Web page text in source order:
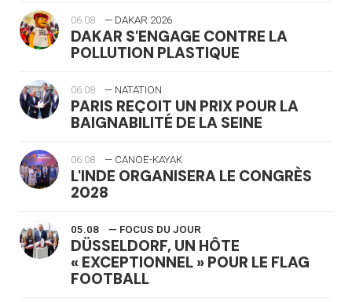
06.08 — DAKAR 2026
DAKAR S'ENGAGE CONTRE LA
POLLUTION PLASTIQUE
06.08 — NATATION
PARIS REÇOIT UN PRIX POUR LA
BAIGNABILITÉ DE LA SEINE
06.08 — CANOË-KAYAK
L'INDE ORGANISERA LE CONGRÈS
2028
05.08 — FOCUS DU JOUR
DÜSSELDORF, UN HÔTE
« EXCEPTIONNEL » POUR LE FLAG
FOOTBALL